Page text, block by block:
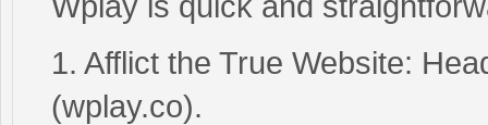
1. Afflict the True Website:
(wplay.co).